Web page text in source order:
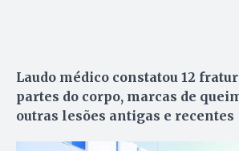
Laudo médico constatou 12
partes do corpo, marcas de
outras lesões antigas e recentes